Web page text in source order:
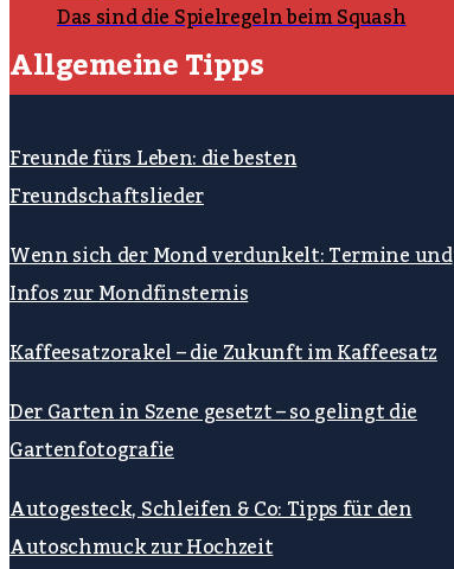
Das sind die Spielregeln beim Squash
Allgemeine Tipps
Freunde fürs Leben: die besten
Freundschaftslieder
Wenn sich der Mond verdunkelt: Termine und
Infos zur Mondfinsternis
Kaffeesatzorakel – die Zukunft im Kaffeesatz
Der Garten in Szene gesetzt – so gelingt die
Gartenfotografie
Autogesteck, Schleifen & Co: Tipps für den
Autoschmuck zur Hochzeit